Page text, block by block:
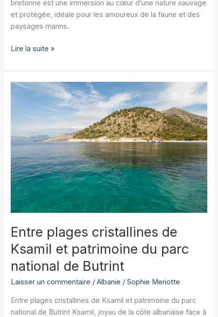
bretonne est une immersion au cœur d’une nature sauvage
et protégée, idéale pour les amoureux de la faune et des
paysages marins.
Une
dans
la
des
Lire la suite »
Entre plages cristallines de
Ksamil et patrimoine du parc
national de Butrint
Laisser un commentaire /Albanie /Sophie Meriotte
Entre plages cristallines de Ksamil et patrimoine du parc
national de Butrint Ksamil, joyau de la côte albanaise face à